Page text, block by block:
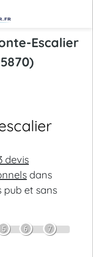
Escalier
devis
dans
pub et sans
5 6 7